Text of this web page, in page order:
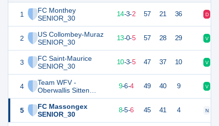
1
FC Monthey
SENIOR_30
2
US Collombey-Muraz
SENIOR_30
3
FC Saint-Maurice
SENIOR_30
4
Team WFV -
Oberwallis Sitten
SENIOR_30
5
FC Massongex
SENIOR_30
14-3-2 57 21 36 D
39 18 13-0-5 57 28 29 V
33 10-3-5 47 37 10 V
9-6-4 49 40 9 V
29 8-5-6 45 41 4 N